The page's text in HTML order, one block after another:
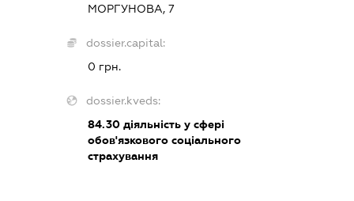
МОРГУНОВА, 7
dossier.capital:
0 грн.
dossier.kveds:
84.30діяльність у сфері
обов'язкового соціального
страхування